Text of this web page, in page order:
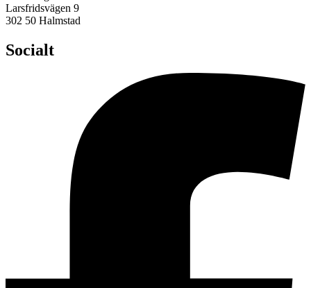
Larsfridsvägen 9
302 50 Halmstad
Socialt